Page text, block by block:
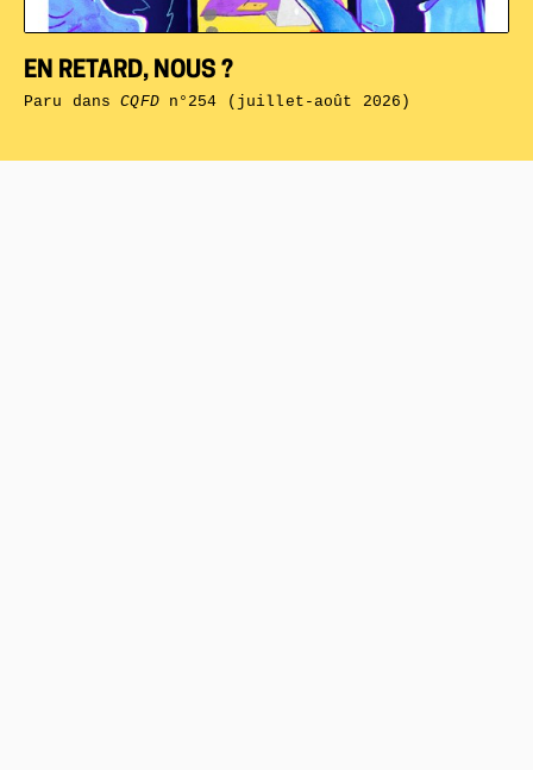
EN RETARD, NOUS ?
Paru dansCQFDn°254 (juillet-août 2026)